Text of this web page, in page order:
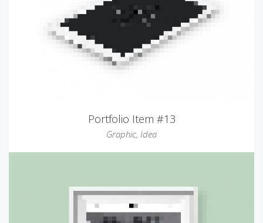
Portfolio Item #13
Graphic, Idea